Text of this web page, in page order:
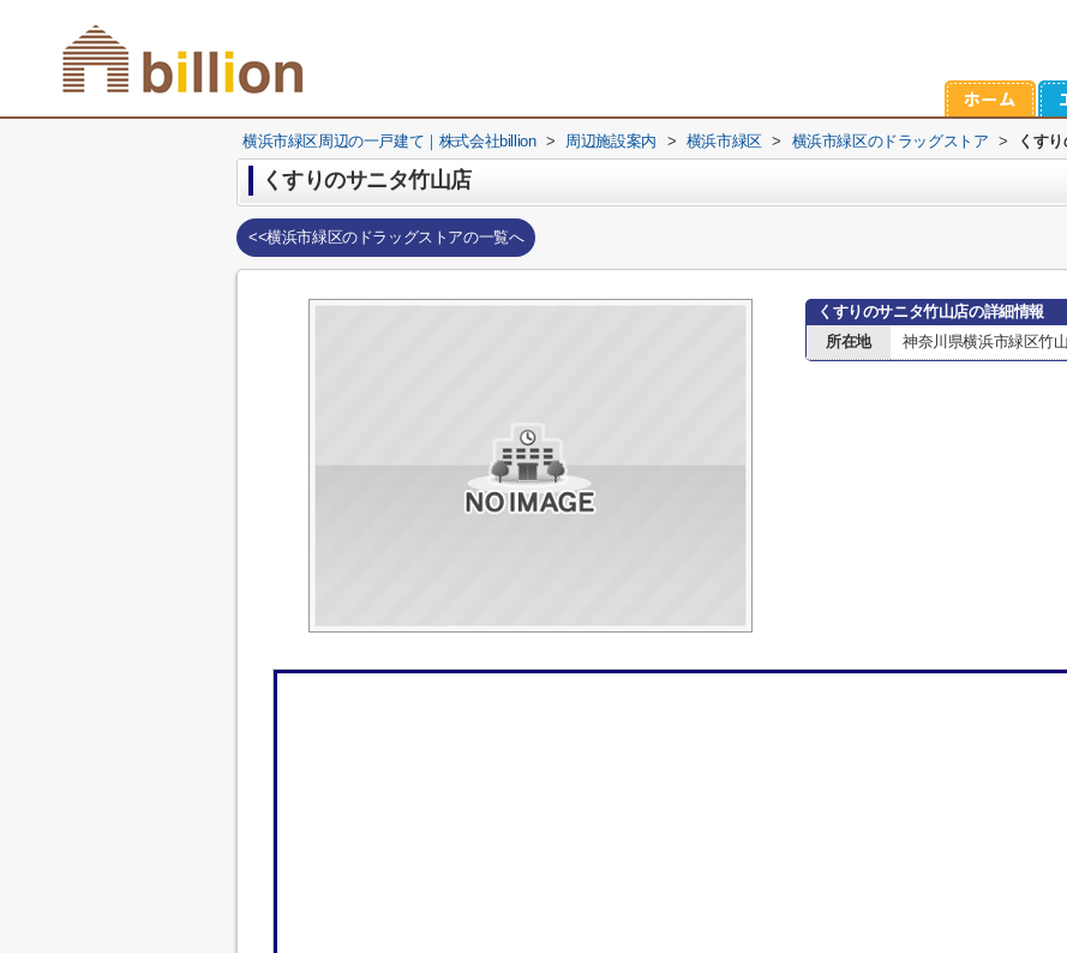
横浜市緑区周辺の一戸建て｜株式会社billion > 周辺施設案内 > 横浜市緑区 > 横浜市緑区のドラッグストア > くす
くすりのサニタ竹山店
<<横浜市緑区のドラッグストアの一覧へ
くすりのサニタ竹山店の詳細情報
所在地
神奈川県横浜市緑区竹